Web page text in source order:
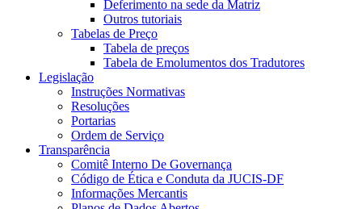
Deferimento na sede da Matriz
Outros tutoriais
Tabelas de Preço
Tabela de preços
Tabela de Emolumentos dos Tradutores
Legislação
Instruções Normativas
Resoluções
Portarias
Ordem de Serviço
Transparência
Comitê Interno De Governança
Código de Ética e Conduta da JUCIS-DF
Informações Mercantis